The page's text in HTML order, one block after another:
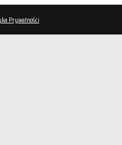
Prywatności